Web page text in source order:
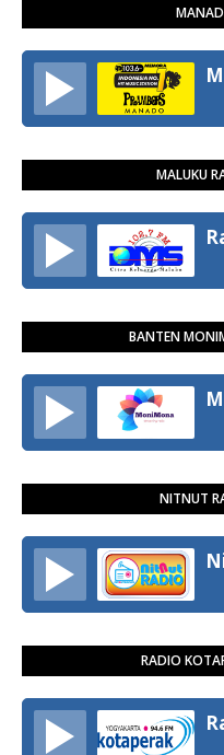
MALUKU
BANTEN
NITNUT
RADIO